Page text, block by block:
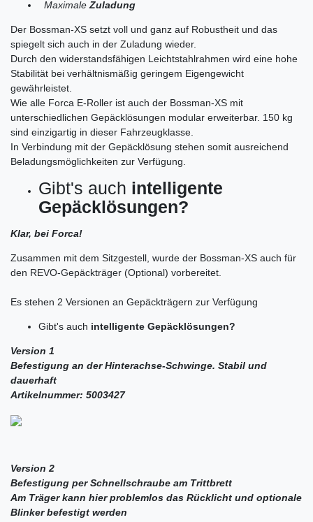
MaximaleZuladung
Der Bossman-XS setzt voll und ganz auf Robustheit und das
spiegelt sich auch in der Zuladung wieder.
Durch den widerstandsfähigen Leichtstahlrahmen wird eine hohe
Stabilität bei verhältnismäßig geringem Eigengewicht
gewährleistet.
Wie alle Forca E-Roller ist auch der Bossman-XS mit
unterschiedlichen Gepäcklösungen modular erweiterbar. 150 kg
sind einzigartig in dieser Fahrzeugklasse.
In Verbindung mit der Gepäcklösung stehen somit ausreichend
Beladungsmöglichkeiten zur Verfügung.
Gibt's auch intelligente
Gepäcklösungen?
Klar, bei Forca!
Zusammen mit dem Sitzgestell, wurde der Bossman-XS auch für
den REVO-Gepäckträger (Optional) vorbereitet.
Es stehen 2 Versionen an Gepäckträgern zur Verfügung
Gibt's auch intelligente Gepäcklösungen?
Version 1
Befestigung an der Hinterachse-Schwinge. Stabil und
dauerhaft
Artikelnummer: 5003427
Version 2
Befestigung per Schnellschraube am Trittbrett
Am Träger kann hier problemlos das Rücklicht und optionale
Blinker befestigt werden